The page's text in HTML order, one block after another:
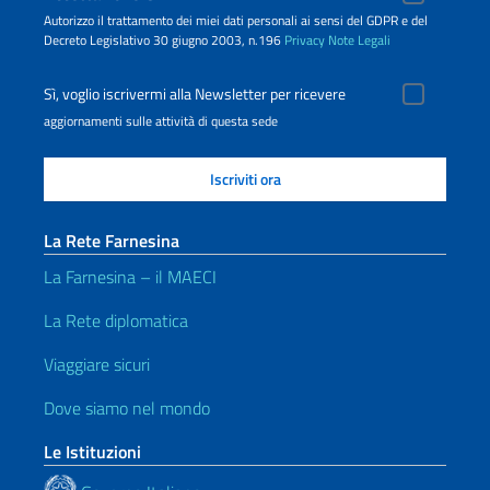
Autorizzo il trattamento dei miei dati personali ai sensi del GDPR e del
Decreto Legislativo 30 giugno 2003, n.196 Privacy Note Legali
Sì, voglio iscrivermi alla Newsletter per ricevere
aggiornamenti sulle attività di questa sede
La Rete Farnesina
La Farnesina – il MAECI
La Rete diplomatica
Viaggiare sicuri
Dove siamo nel mondo
Le Istituzioni